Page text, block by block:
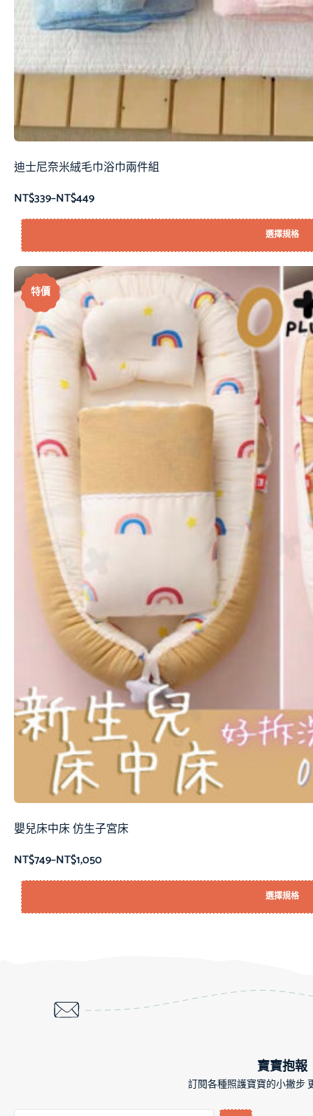
迪士尼奈米絨毛巾浴巾兩件組
NT$339–NT$449
選擇規格
特價
嬰兒床中床 仿生子宮床
NT$749–NT$1,050
選擇規格
寶寶抱報
訂閱各種照護寶寶的小撇步